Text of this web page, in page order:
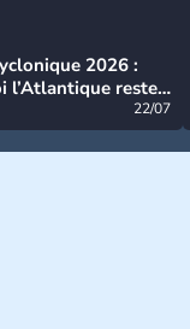
2026 :
l’Atlantique reste
22/07